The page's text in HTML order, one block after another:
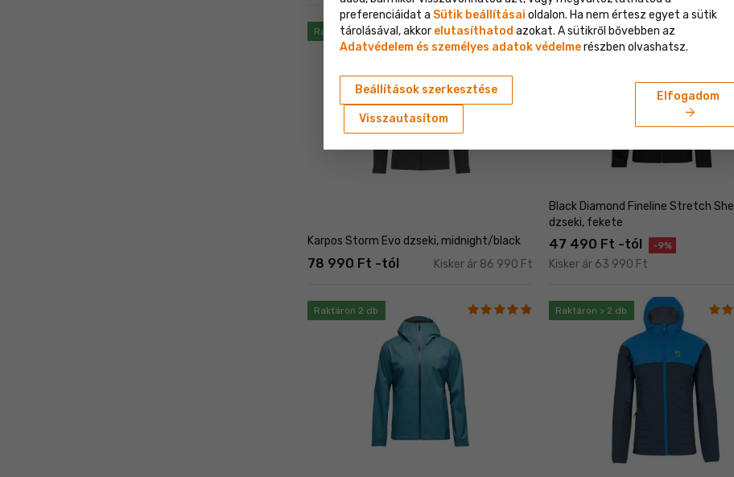
Raktáron 1 db
Karpos Storm Evo dzseki, midnight/black
78 990 Ft -tól Kisker ár 86 990 Ft
Üzletben 2 db
Black Diamond Fineline Stretch Shell
dzseki, fekete
47 490 Ft -tól -9%
Kisker ár 63 990 Ft
Raktáron 2 db Raktáron > 2 db
preferenciáidat a Sütik beállításai oldalon. Ha nem értesz egyet a sütik
tárolásával, akkor elutasíthatod azokat. A sütikről bővebben az
Adatvédelem és személyes adatok védelmerészben olvashatsz.
Beállítások szerkesztése
Visszautasítom
Elfogadom
arrow_forward